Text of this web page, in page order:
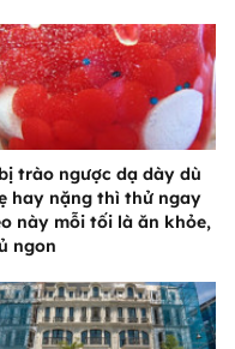
trào ngược dạ dày dù
hay nặng thì thử ngay
này mỗi tối là ăn khỏe,
ngon